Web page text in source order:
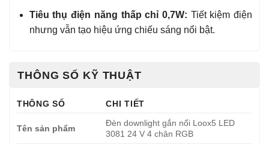
Tiêu thụ điện năng thấp chỉ 0,7W: Tiết kiệm điện
nhưng vẫn tạo hiệu ứng chiếu sáng nổi bật.
THÔNG SỐ KỸ THUẬT
THÔNG SỐ CHI TIẾT
Tên sản phẩm
Đèn downlight gắn nổi Loox5 LED
3081 24 V 4 chân RGB